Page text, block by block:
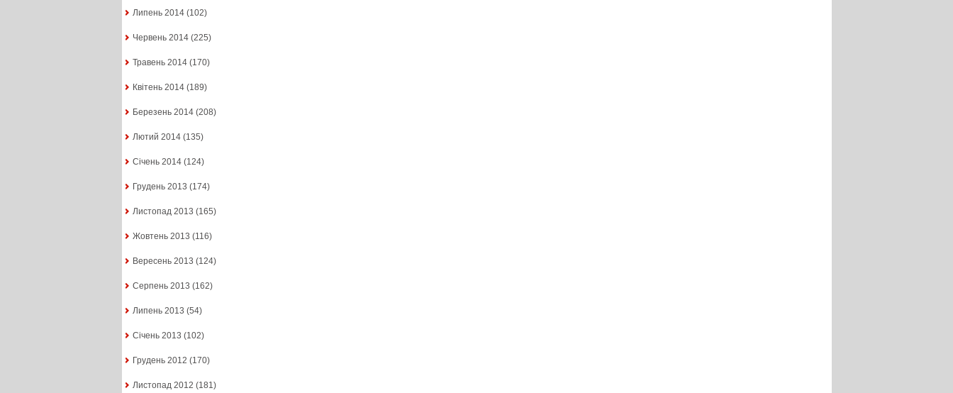
Липень 2014(102)
Червень 2014(225)
Травень 2014(170)
Квітень 2014(189)
Березень 2014(208)
Лютий 2014(135)
Січень 2014(124)
Грудень 2013 (174)
Листопад 2013 (165)
Жовтень 2013 (116)
Вересень 2013 (124)
Серпень 2013 (162)
Липень 2013 (54)
Січень 2013 (102)
Грудень 2012 (170)
Листопад 2012 (181)